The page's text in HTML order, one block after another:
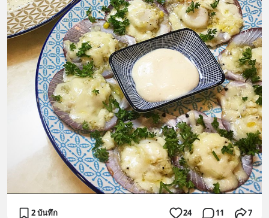
2 บันทึก 24 11 7